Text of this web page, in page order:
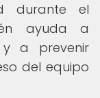
durante el
ayuda a
a prevenir
del equipo